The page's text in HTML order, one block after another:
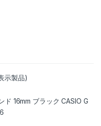
示製品)
ド 16mm ブラック CASIO G